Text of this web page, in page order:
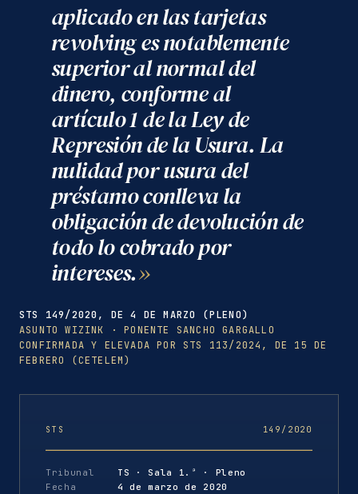
aplicado en las tarjetas
revolving es notablemente
superior al normal del
dinero, conforme al
artículo 1 de la Ley de
Represión de la Usura. La
nulidad por usura del
préstamo conlleva la
obligación de devolución de
todo lo cobrado por
intereses.
STS 149/2020, DE 4 DE MARZO (PLENO)
ASUNTO WIZINK · PONENTE SANCHO GARGALLO
CONFIRMADA Y ELEVADA POR STS 113/2024, DE 15 DE
FEBRERO (CETELEM)
STS 149/2020
Tribunal
TS · Sala 1.ª · Pleno
Fecha
4 de marzo de 2020